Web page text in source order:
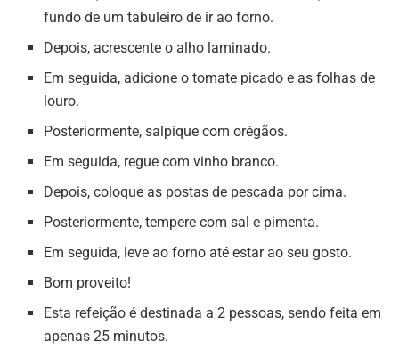
fundo de um tabuleiro de ir ao forno.
Depois, acrescente o alho laminado.
Em seguida, adicione o tomate picado e as folhas de
louro.
Posteriormente, salpique com orégãos.
Em seguida, regue com vinho branco.
Depois, coloque as postas de pescada por cima.
Posteriormente, tempere com sal e pimenta.
Em seguida, leve ao forno até estar ao seu gosto.
Bom proveito!
Esta refeição é destinada a 2 pessoas, sendo feita em
apenas 25 minutos.